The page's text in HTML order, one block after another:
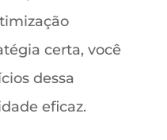
certa, você
dessa
eficaz.